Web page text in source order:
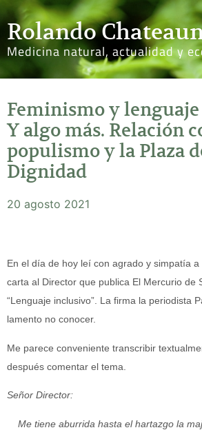
Rolando
Medicina natural, actualidad y
Feminismo y
Y algo más. Relación
populismo y la Plaza
Dignidad
20 agosto 2021
En el día de hoy leí con agrado y simpatía
carta al Director que publica El Mercurio de
“Lenguaje inclusivo”. La firma la periodista
lamento no conocer.
Me parece conveniente transcribir
después comentar el tema.
Señor Director:
Me tiene aburrida hasta el hartazgo la